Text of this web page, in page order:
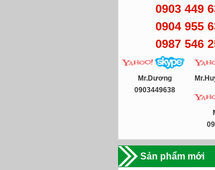
0903 449
0904 955
0987 546
Mr.Dương
0903449638
Sản phẩm mới